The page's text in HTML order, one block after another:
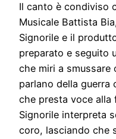
Il canto è condiviso
Musicale Battista
Signorile e il
preparato e seguito
che miri a smussare
parlano della guerra
che presta voce
Signorile interpreta
coro, lasciando che